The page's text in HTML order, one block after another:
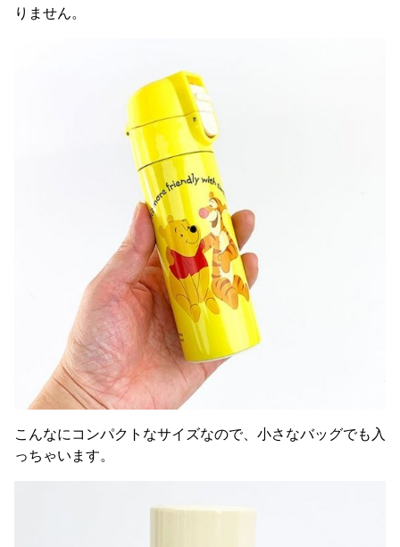
りません。
こんなにコンパクトなサイズなので、小さなバッグでも入
っちゃいます。